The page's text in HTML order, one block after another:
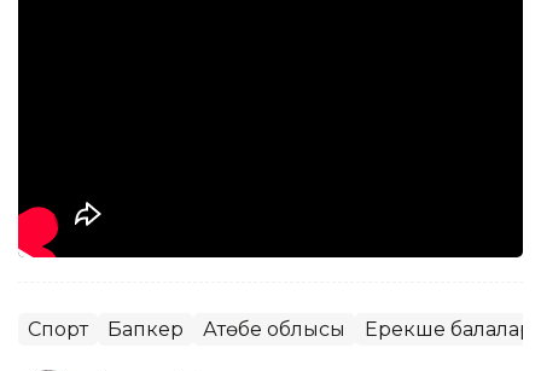
Спорт Бапкер Ақтөбе облысы Ерекше балалар